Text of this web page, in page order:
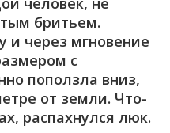
бритьем.
и через мгновение
с
поползла вниз,
от земли. Что-
распахнулся люк.